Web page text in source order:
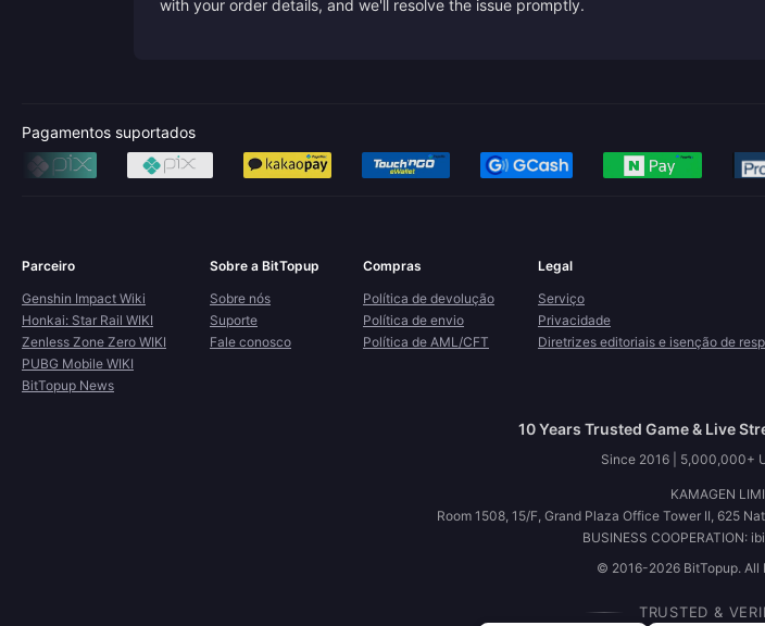
with your order details, and we'll resolve the issue promptly.
Pagamentos suportados
Parceiro
Genshin Impact Wiki
Honkai: Star Rail WIKI
Zenless Zone Zero WIKI
PUBG Mobile WIKI
BitTopup News
Sobre a BitTopup
Sobre nós
Suporte
Fale conosco
Compras
Política de devolução
Política de envio
Política de AML/CFT
Legal
Serviço
Privacidade
Diretrizes editoriais e isenção de
10 Years Trusted Game & Live
Since 2016 | 5,000,000+
KAMAGEN
Room 1508, 15/F, Grand Plaza Office Tower II, 625
BUSINESS COOPERATION:
© 2016-2026 BitTopup. All
TRUSTED &